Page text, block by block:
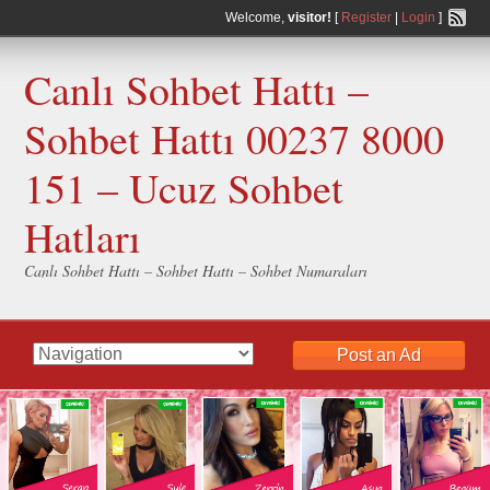
Welcome, visitor! [ Register| Login ]
Canlı Sohbet Hattı –
Sohbet Hattı 00237 8000
151 – Ucuz Sohbet
Hatları
Canlı Sohbet Hattı – Sohbet Hattı – Sohbet Numaraları
Post an Ad